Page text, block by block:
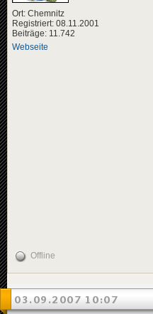
Ort: Chemnitz
Registriert: 08.11.2001
Beiträge: 11.742
Webseite
Offline
03.09.2007 10:07